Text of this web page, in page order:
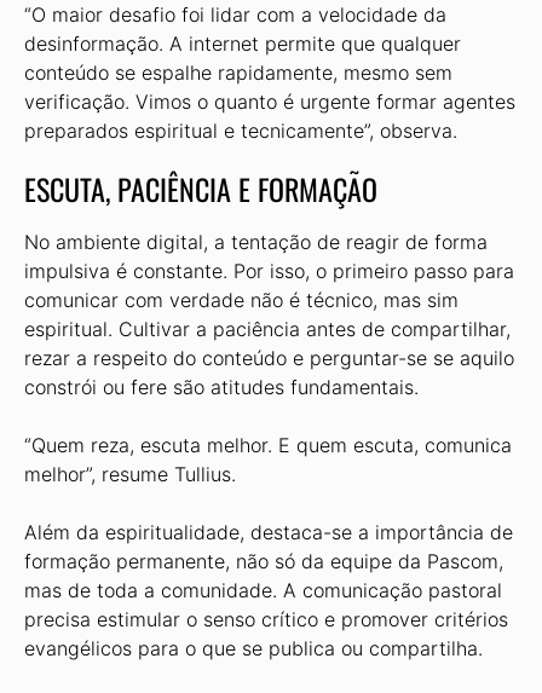
“O maior desafio foi lidar com a velocidade da
desinformação. A internet permite que qualquer
conteúdo se espalhe rapidamente, mesmo sem
verificação. Vimos o quanto é urgente formar agentes
preparados espiritual e tecnicamente”, observa.
ESCUTA, PACIÊNCIA E FORMAÇÃO
No ambiente digital, a tentação de reagir de forma
impulsiva é constante. Por isso, o primeiro passo para
comunicar com verdade não é técnico, mas sim
espiritual. Cultivar a paciência antes de compartilhar,
rezar a respeito do conteúdo e perguntar-se se aquilo
constrói ou fere são atitudes fundamentais.
“Quem reza, escuta melhor. E quem escuta, comunica
melhor”, resume Tullius.
Além da espiritualidade, destaca-se a importância de
formação permanente, não só da equipe da Pascom,
mas de toda a comunidade. A comunicação pastoral
precisa estimular o senso crítico e promover critérios
evangélicos para o que se publica ou compartilha.